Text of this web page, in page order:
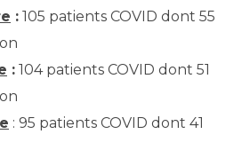
: 105 patients COVID dont 55
: 104 patients COVID dont 51
: 95 patients COVID dont 41